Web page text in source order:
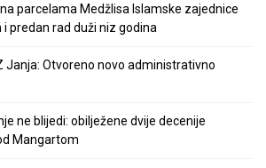
parcelama Medžlisa Islamske zajednice
i predan rad duži niz godina
Janja: Otvoreno novo administrativno
ne blijedi: obilježene dvije decenije
Mangartom